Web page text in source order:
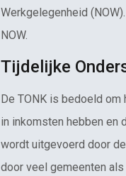
Werkgelegenheid
NOW.
Tijdelijke
De TONK is bedoeld
in inkomsten hebben en
wordt uitgevoerd door
door veel gemeenten